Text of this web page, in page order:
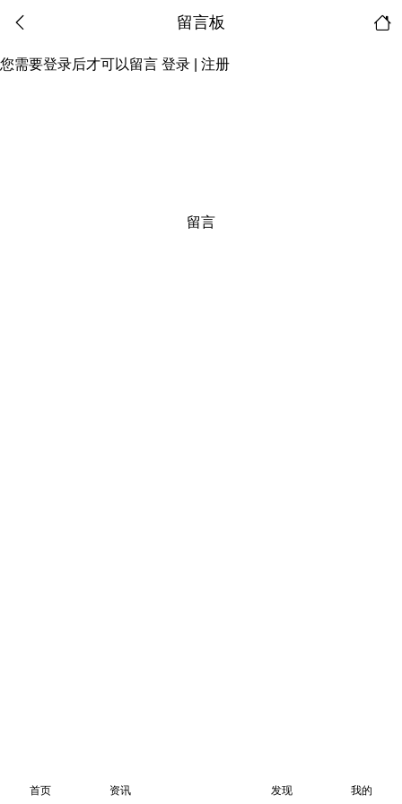
留言板
您需要登录后才可以留言 登录 注册
留言
首页 资讯 发现 我的